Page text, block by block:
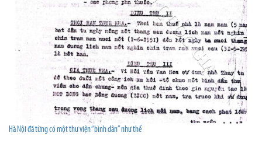
Hà Nội đã từng có một thư viện “bình dân” như thế